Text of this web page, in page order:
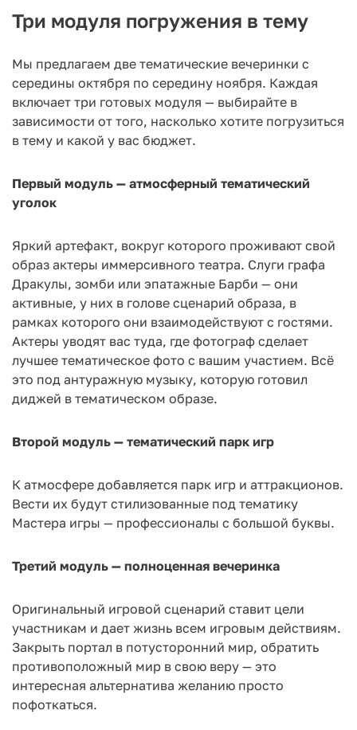
Три модуля погружения в тему
Мы предлагаем две тематические вечеринки с
середины октября по середину ноября. Каждая
включает три готовых модуля — выбирайте в
зависимости от того, насколько хотите погрузиться
в тему и какой у вас бюджет.
Первый модуль — атмосферный тематический
уголок
Яркий артефакт, вокруг которого проживают свой
образ актеры иммерсивного театра. Слуги графа
Дракулы, зомби или эпатажные Барби — они
активные, у них в голове сценарий образа, в
рамках которого они взаимодействуют с гостями.
Актеры уводят вас туда, где фотограф сделает
лучшее тематическое фото с вашим участием. Всё
это под антуражную музыку, которую готовил
диджей в тематическом образе.
Второй модуль — тематический парк игр
К атмосфере добавляется парк игр и аттракционов.
Вести их будут стилизованные под тематику
Мастера игры — профессионалы с большой буквы.
Третий модуль — полноценная вечеринка
Оригинальный игровой сценарий ставит цели
участникам и дает жизнь всем игровым действиям.
Закрыть портал в потусторонний мир, обратить
противоположный мир в свою веру — это
интересная альтернатива желанию просто
пофоткаться.